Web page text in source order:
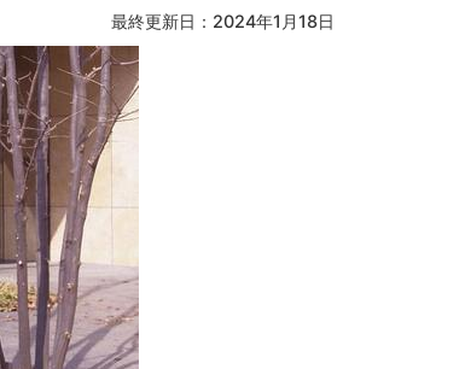
最終更新日：2024年1月18日